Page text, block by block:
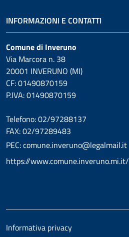
INFORMAZIONI E CONTATTI
Comune di Inveruno
Via Marcora n. 38
20001 INVERUNO (MI)
CF: 01490870159
P.IVA: 01490870159
Telefono: 02/97288137
FAX: 02/97289483
PEC: comune.inveruno@legalmail.it
https://www.comune.inveruno.mi.it/
Informativa privacy